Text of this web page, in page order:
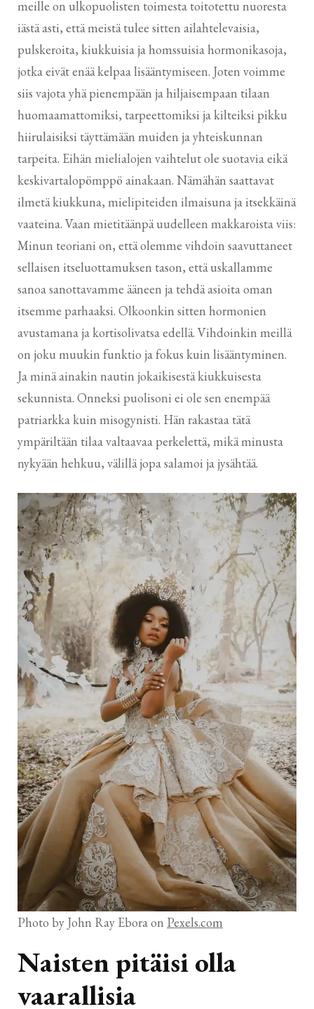
meille on ulkopuolisten toimesta toitotettu nuoresta
iästä asti, että meistä tulee sitten ailahtelevaisia,
pulskeroita, kiukkuisia ja homssuisia hormonikasoja,
jotka eivät enää kelpaa lisääntymiseen. Joten voimme
siis vajota yhä pienempään ja hiljaisempaan tilaan
huomaamattomiksi, tarpeettomiksi ja kilteiksi pikku
hiirulaisiksi täyttämään muiden ja yhteiskunnan
tarpeita. Eihän mielialojen vaihtelut ole suotavia eikä
keskivartalopömppö ainakaan. Nämähän saattavat
ilmetä kiukkuna, mielipiteiden ilmaisuna ja itsekkäinä
vaateina. Vaan mietitäänpä uudelleen makkaroista viis:
Minun teoriani on, että olemme vihdoin saavuttaneet
sellaisen itseluottamuksen tason, että uskallamme
sanoa sanottavamme ääneen ja tehdä asioita oman
itsemme parhaaksi. Olkoonkin sitten hormonien
avustamana ja kortisolivatsa edellä. Vihdoinkin meillä
on joku muukin funktio ja fokus kuin lisääntyminen.
Ja minä ainakin nautin jokaikisestä kiukkuisesta
sekunnista. Onneksi puolisoni ei ole sen enempää
patriarkka kuin misogynisti. Hän rakastaa tätä
ympäriltään tilaa valtaavaa perkelettä, mikä minusta
nykyään hehkuu, välillä jopa salamoi ja jysähtää.
Photo by John Ray Ebora on Pexels.com
Naisten pitäisi olla
vaarallisia